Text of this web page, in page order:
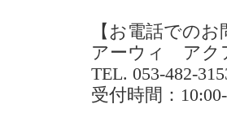
【お電話でのお
アーウィ アク
TEL. 053-482-
受付時間：